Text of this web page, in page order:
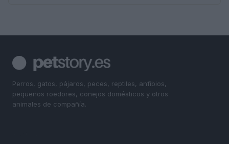
Perros, gatos, pájaros, peces, reptiles, anfibios,
pequeños roedores, conejos domésticos y otros
animales de compañía.